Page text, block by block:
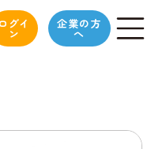
ログイ
ン
企業の方
へ